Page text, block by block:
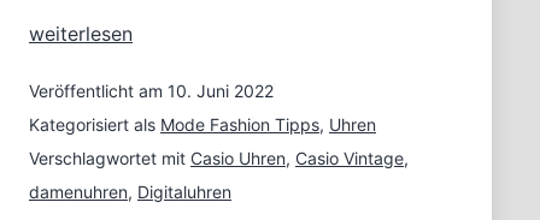
Modetipp:
für
Damen
weiterlesen
Veröffentlicht am 10. Juni 2022
Kategorisiert als Mode Fashion Tipps, Uhren
Verschlagwortet mit Casio Uhren, Casio Vintage,
damenuhren, Digitaluhren